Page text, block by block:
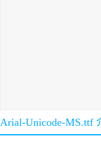
Arial-Unicode-MS.ttf